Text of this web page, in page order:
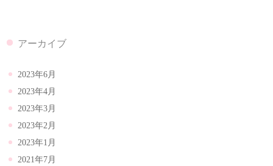
アーカイブ
2023年6月
2023年4月
2023年3月
2023年2月
2023年1月
2021年7月